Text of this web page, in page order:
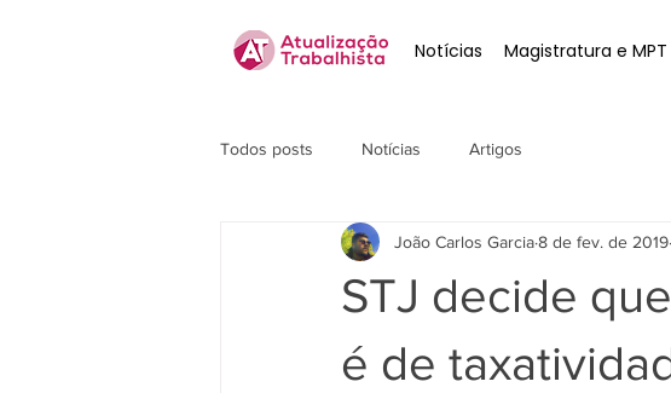
Notícias Magistratura e MPT
Todos posts Notícias Artigos
STJ decide
é de
João Carlos Garcia8 de fev. de 2019